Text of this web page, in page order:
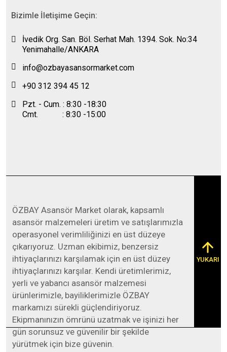
Bizimle İletişime Geçin:
İvedik Org. San. Böl. Serhat Mah. 1394. Sok. No:34
Yenimahalle/ANKARA
info@ozbayasansormarket.com
+90 312 394 45 12
Pzt. - Cum. : 8:30 -18:30
Cmt. : 8:30 -15:00
ÖZBAY Asansör Market olarak, kapsamlı
asansör malzemeleri üretim ve satışlarımızla
operasyonel verimliliğinizi en üst düzeye
çıkarıyoruz. Uzman ekibimiz, benzersiz
ihtiyaçlarınızı karşılamak için en üst düzey
ihtiyaçlarınızı karşılar. Kendi üretimlerimiz,
yerli ve yabancı asansör malzemesi
ürünlerimizle, bayiliklerimizle ÖZBAY
markamızı sürekli güçlendiriyoruz.
Ekipmanınızın ömrünü uzatmak ve işinizi her
gün sorunsuz ve güvenilir bir şekilde
yürütmek için bize güvenin.
YUKARI